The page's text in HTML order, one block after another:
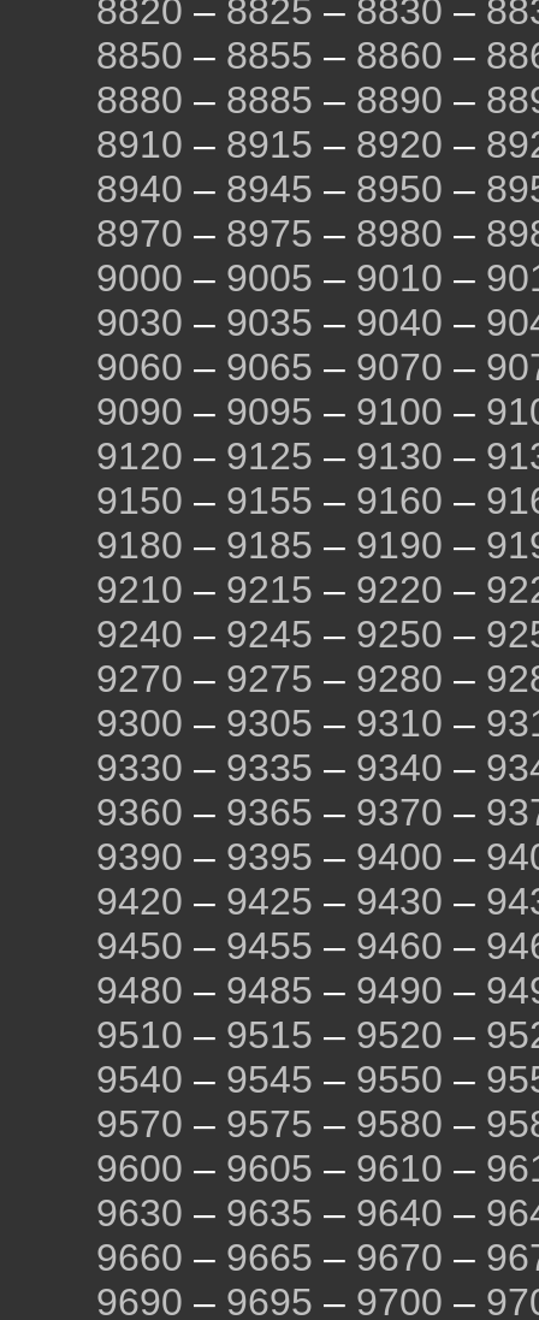
8820 – 8825 – 8830 –
8850 – 8855 – 8860 –
8880 – 8885 – 8890 –
8910 – 8915 – 8920 –
8940 – 8945 – 8950 –
8970 – 8975 – 8980 –
9000 – 9005 – 9010 –
9030 – 9035 – 9040 –
9060 – 9065 – 9070 –
9090 – 9095 – 9100 –
9120 – 9125 – 9130 –
9150 – 9155 – 9160 –
9180 – 9185 – 9190 –
9210 – 9215 – 9220 –
9240 – 9245 – 9250 –
9270 – 9275 – 9280 –
9300 – 9305 – 9310 –
9330 – 9335 – 9340 –
9360 – 9365 – 9370 –
9390 – 9395 – 9400 –
9420 – 9425 – 9430 –
9450 – 9455 – 9460 –
9480 – 9485 – 9490 –
9510 – 9515 – 9520 –
9540 – 9545 – 9550 –
9570 – 9575 – 9580 –
9600 – 9605 – 9610 –
9630 – 9635 – 9640 –
9660 – 9665 – 9670 –
9690 – 9695 – 9700 –